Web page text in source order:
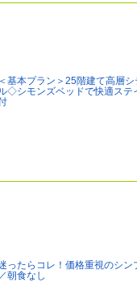
＜基本プラン＞25階建て高層
◇シモンズベッドで快適ス
ったらコレ！価格重視のシン
／朝食なし